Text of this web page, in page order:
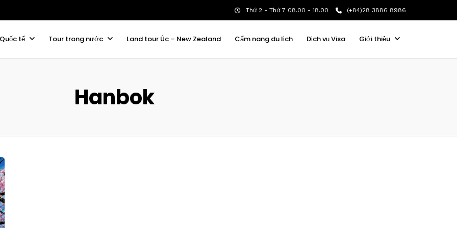
Thứ 2 - Thứ 7 08.00 - 18.00 (+84)28 3886 8986
tế Tour trong nước Land tour Úc – New Zealand Cẩm nang du lịch Dịch vụ Visa Giới thiệu
Hanbok